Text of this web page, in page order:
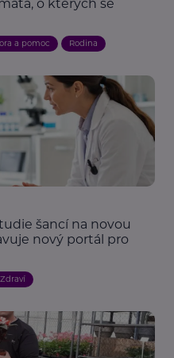
o kterých se
a pomoc Rodina
šancí na novou
nový portál pro
Zdraví